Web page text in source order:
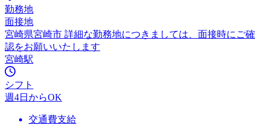
勤務地
面接地
宮崎県宮崎市 詳細な勤務地につきましては、面接時にご確
認をお願いいたします
宮崎駅
シフト
週4日からOK
交通費支給